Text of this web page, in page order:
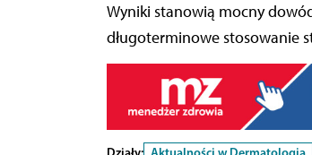
Wyniki stanowią mocny
długoterminowe stosowanie